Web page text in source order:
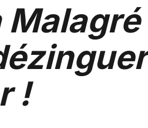
Malagré
!